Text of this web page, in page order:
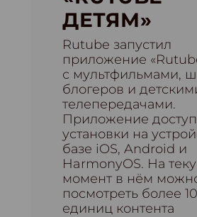
ДЕТЯМ»
Rutube запустил
приложение
с мультфильмами,
блогеров и
телепередачами.
Приложение
установки на
базе iOS, Android и
HarmonyOS. На
момент в нём
посмотреть более
единиц контента